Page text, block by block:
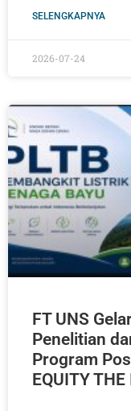
SELENGKAPNYA
2026-07-24
FT UNS
Penelitian
Program
EQUITY